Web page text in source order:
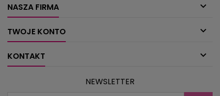
NASZA FIRMA 
TWOJE KONTO 
KONTAKT 
NEWSLETTER